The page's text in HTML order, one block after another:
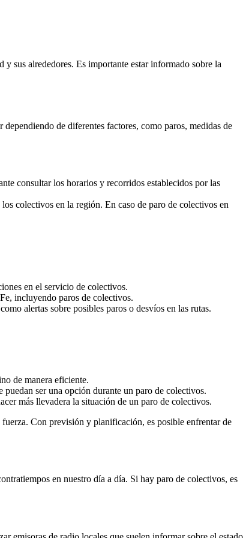
sus alrededores. Es importante estar informado sobre la
de diferentes factores, como paros, medidas de
consultar los horarios y recorridos establecidos por las
colectivos en la región. En caso de paro de colectivos en
en el servicio de colectivos.
incluyendo paros de colectivos.
alertas sobre posibles paros o desvíos en las rutas.
de manera eficiente.
ser una opción durante un paro de colectivos.
más llevadera la situación de un paro de colectivos.
fuerza. Con previsión y planificación, es posible enfrentar de
en nuestro día a día. Si hay paro de colectivos, es